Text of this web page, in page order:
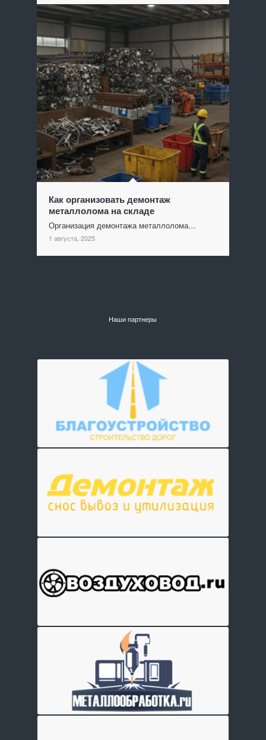
Как организовать демонтаж
металлолома на складе
Организация демонтажа металлолома…
1 августа, 2025
Наши партнеры